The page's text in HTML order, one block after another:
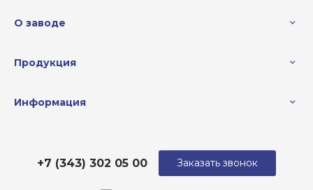
О заводе
Продукция
Информация
+7 (343) 302 05 00 Заказать звонок